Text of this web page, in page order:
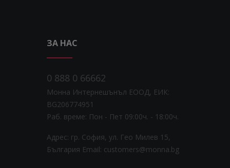
ЗА НАС
0 888 0 66662
Монна Интернешънъл ЕООД, ЕИК:
BG206774951
Раб. време: Пoн - Пет 09:00ч. - 18:00ч.
Адрес: гр. София, ул. Гео Милев 15,
България Email: customers@monna.bg